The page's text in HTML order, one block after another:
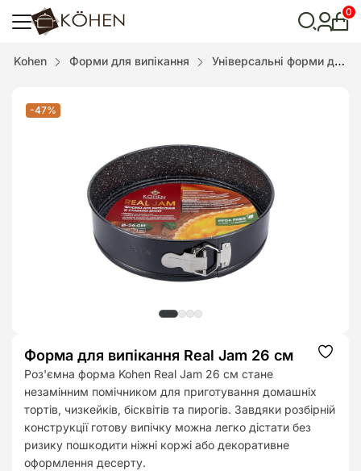
пошук
0
Kohen Форми для випікання Універсальні форми для випікання
-47%
Форма для випікання Real Jam 26 см
Роз'ємна форма Kohen Real Jam 26 см стане
незамінним помічником для приготування домашніх
тортів, чизкейків, бісквітів та пирогів. Завдяки розбірній
конструкції готову випічку можна легко дістати без
ризику пошкодити ніжні коржі або декоративне
оформлення десерту.